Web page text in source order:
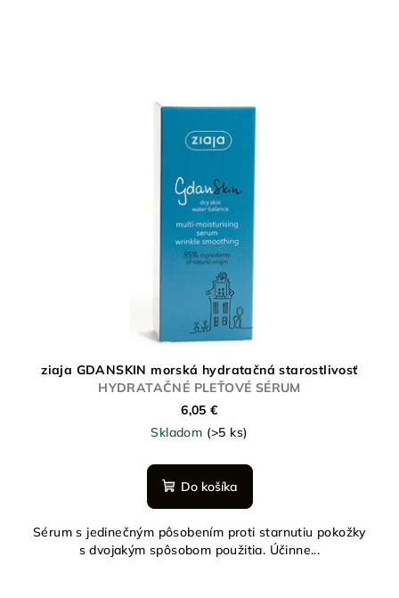
ziaja GDANSKIN morská hydratačná starostlivosť
HYDRATAČNÉ PLEŤOVÉ SÉRUM
6,05 €
Skladom (>5 ks)
Do košíka
Sérum s jedinečným pôsobením proti starnutiu pokožky
s dvojakým spôsobom použitia. Účinne...